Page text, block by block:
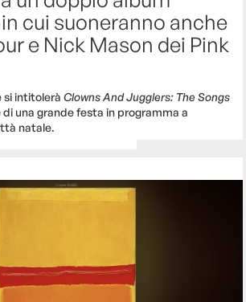
cui suoneranno anche
e Nick Mason dei Pink
si intitoleràClowns And Jugglers: The Songs
di una grande festa in programma a
natale.